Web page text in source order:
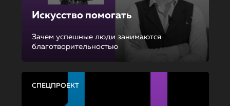
Искусство помогать
Зачем успешные люди занимаются
благотворительностью
СПЕЦПРОЕКТ